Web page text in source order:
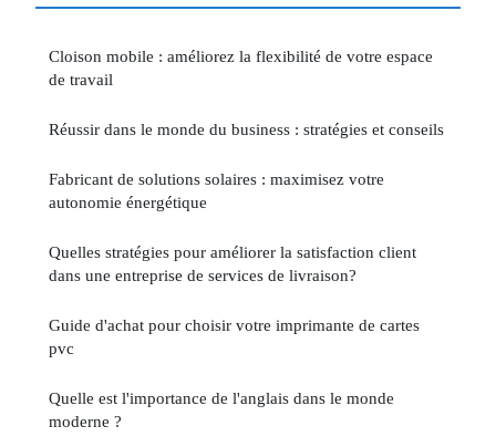
Cloison mobile : améliorez la flexibilité de votre espace
de travail
Réussir dans le monde du business : stratégies et conseils
Fabricant de solutions solaires : maximisez votre
autonomie énergétique
Quelles stratégies pour améliorer la satisfaction client
dans une entreprise de services de livraison?
Guide d'achat pour choisir votre imprimante de cartes
pvc
Quelle est l'importance de l'anglais dans le monde
moderne ?